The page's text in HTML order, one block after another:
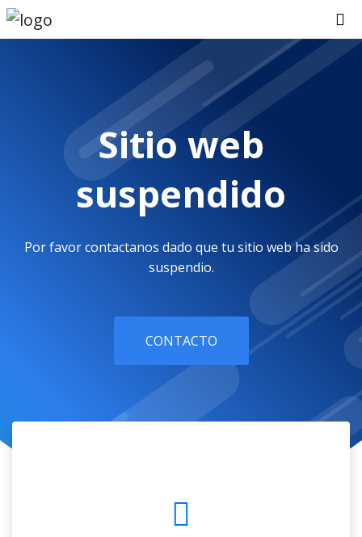
Sitio web
suspendido
Por favor contactanos dado que tu sitio web ha sido
suspendio.
CONTACTO